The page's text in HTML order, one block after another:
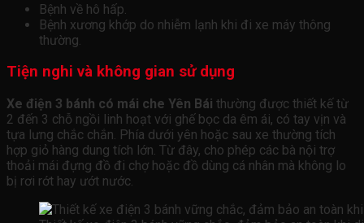
Bệnh về hô hấp.
Bệnh xương khớp do nhiễm lạnh khi đi xe máy thông
thường.
Tiện nghi và không gian sử dụng
Xe điện 3 bánh có mái che Yên Bái thường được thiết kế từ
2 đến 3 chỗ ngồi linh hoạt với ghế bọc da êm ái, có tay vịn và
tựa lưng chắc chắn. Phía dưới yên hoặc sau xe thường tích
hợp giỏ hàng dung tích lớn. Từ đây, cho phép các bà nội trợ
thoải mái đựng đồ đi chợ hoặc đồ dùng cá nhân mà không lo
bị rơi rớt hay ướt nước.